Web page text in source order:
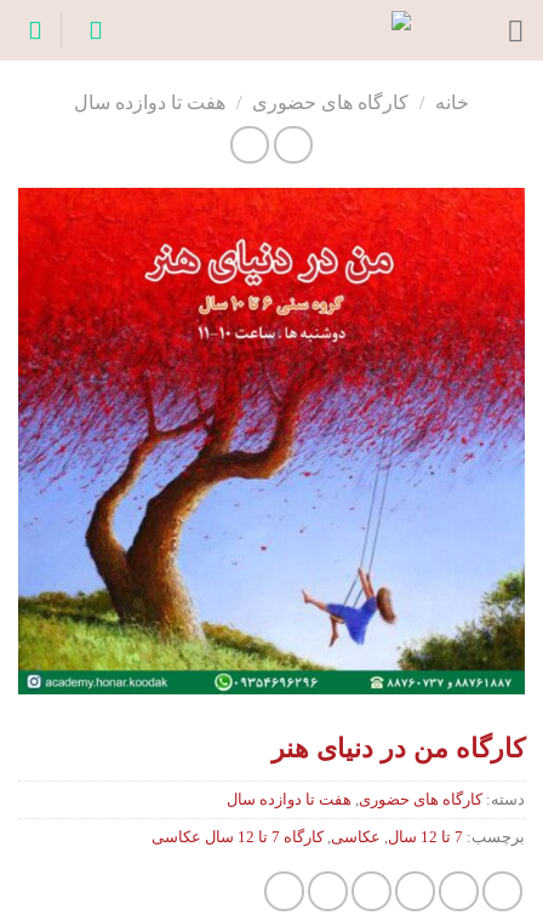
خانه
/ کارگاه های حضوری / هفت تا دوازده سال
کارگاه من در دنیای هنر
دسته: کارگاه های حضوری, هفت تا دوازده سال
برچسب: 7 تا 12 سال , عکاسی, کارگاه 7 تا 12 سال عکاسی